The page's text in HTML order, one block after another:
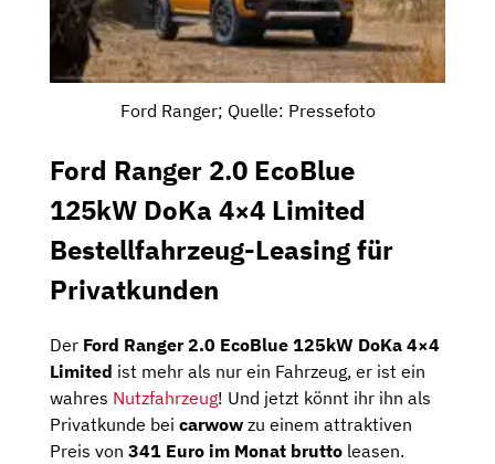
Ford Ranger; Quelle: Pressefoto
Ford Ranger 2.0 EcoBlue
125kW DoKa 4×4 Limited
Bestellfahrzeug-Leasing für
Privatkunden
Der Ford Ranger 2.0 EcoBlue 125kW DoKa 4×4
Limited ist mehr als nur ein Fahrzeug, er ist ein
wahres Nutzfahrzeug! Und jetzt könnt ihr ihn als
Privatkunde bei carwow zu einem attraktiven
Preis von 341 Euro im Monat brutto leasen.